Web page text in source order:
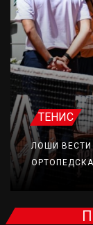
ТЕНИС
ЛОШИ ВЕСТИ